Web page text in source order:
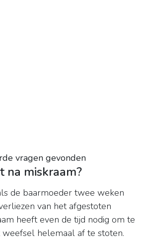
vragen gevonden
na miskraam?
de baarmoeder twee weken
van het afgestoten
heeft even de tijd nodig om te
helemaal af te stoten.